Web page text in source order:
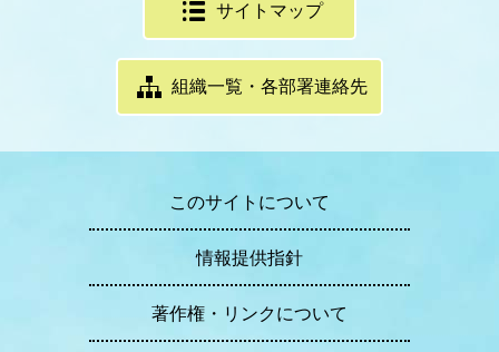
サイトマップ
組織一覧・各部署連絡先
このサイトについて
情報提供指針
著作権・リンクについて